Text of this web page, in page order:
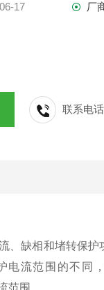
17 厂
联系电
、缺相和堵转保护
流范围的不同，
范围‌